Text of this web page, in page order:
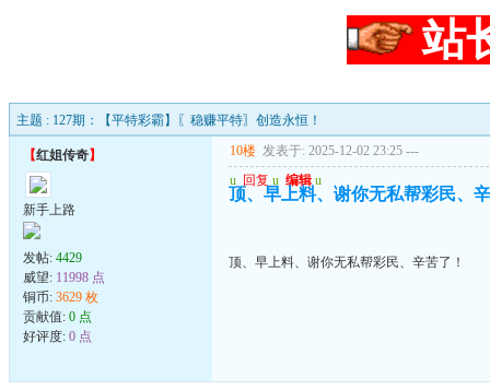
站
主题 : 127期：【平特彩霸】〖稳赚平特〗创造永恒！
【红姐传奇】
新手上路
发帖: 4429
威望: 11998 点
铜币: 3629 枚
贡献值: 0 点
好评度: 0 点
10楼 发表于: 2025-12-02 23:25 ---
u 回复 u 编辑 u
顶、早上料、谢你无私帮彩民、
顶、早上料、谢你无私帮彩民、辛苦了！